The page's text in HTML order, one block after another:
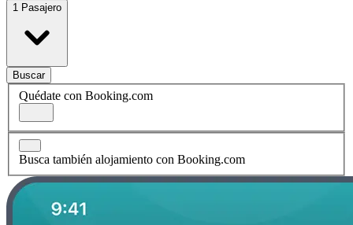
1 Pasajero
Buscar
Quédate con Booking.com
Busca también alojamiento con Booking.com